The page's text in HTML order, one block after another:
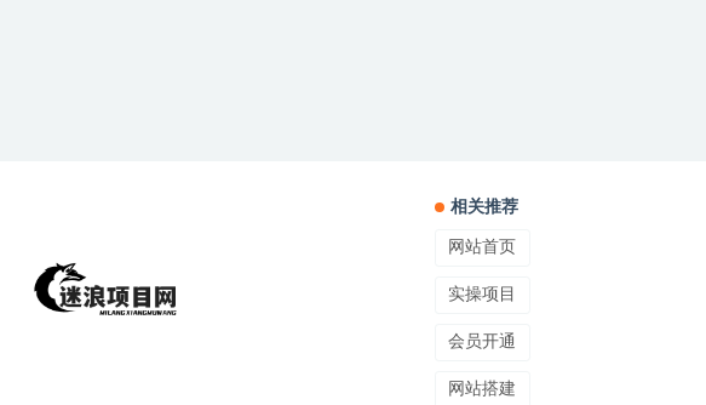
相关推荐
网站首页
实操项目
会员开通
网站搭建